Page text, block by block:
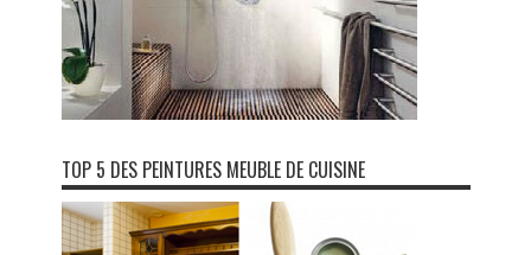
TOP 5 DES PEINTURES MEUBLE DE CUISINE